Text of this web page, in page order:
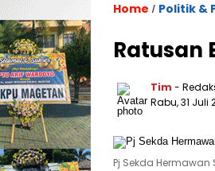
Home / Politik &
Ratusan
Tim -
Rabu, 31 Juli
Pj Sekda